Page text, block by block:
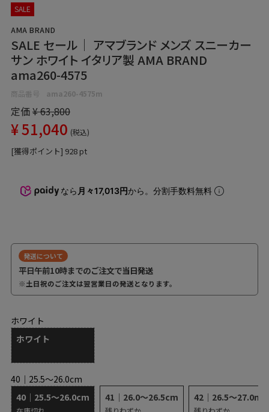
SALE
AMA BRAND
SALE セール｜ アマブランド メンズ スニーカー
サン ホワイト イタリア製 AMA BRAND
ama260-4575
商品番号 ama260-4575m
定価¥63,800
¥51,040 税込
[獲得ポイント] 928 pt
なら 月々17,013円から。分割手数料無料
発送について
平日午前10時までのご注文で当日発送
※土日祝のご注文は翌営業日の発送となります。
40｜25.5～26.0cm
40｜25.5～26.0cm
41｜26.0～26.5cm 42｜26.5～27.0m
ホワイト
ホワイト